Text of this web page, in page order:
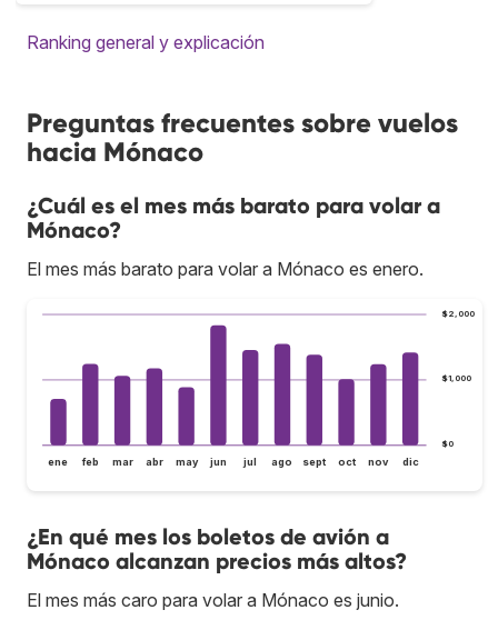
Ranking general y explicación
Preguntas frecuentes sobre vuelos
hacia Mónaco
¿Cuál es el mes más barato para volar a
Mónaco?
El mes más barato para volar a Mónaco es enero.
$0
$1,000
$2,000
ene feb mar abr may jun jul ago sept oct nov dic
¿En qué mes los boletos de avión a
Mónaco alcanzan precios más altos?
El mes más caro para volar a Mónaco es junio.